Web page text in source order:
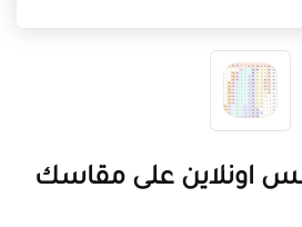
اونلاين على مقاسك